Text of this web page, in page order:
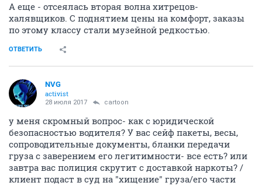
А еще - отсеялась вторая волна хитрецов-
халявщиков. С поднятием цены на комфорт, заказы
по этому классу стали музейной редкостью.
ОТВЕТИТЬ
NVG
activist
28 июля 2017 cartoon
у меня скромный вопрос- как с юридической
безопасностью водителя? У вас сейф пакеты, весы,
сопроводительные документы, бланки передачи
груза с заверением его легитимности- все есть? или
завтра вас полиция скрутит с доставкой наркоты? /
клиент подаст в суд на "хищение" груза/его части